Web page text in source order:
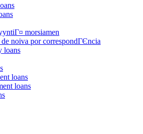
morsiamen
noiva por correspondГЄncia
loans
loans
loans